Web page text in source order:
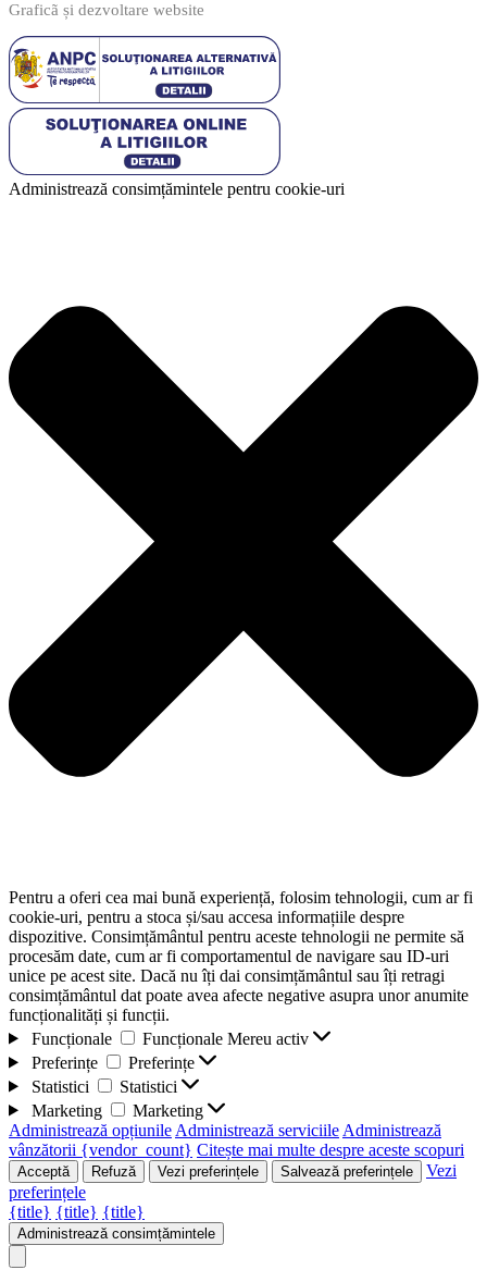
Graficã și dezvoltare website
Administrează consimțămintele pentru cookie-uri
Pentru a oferi cea mai bună experiență, folosim tehnologii, cum ar fi
cookie-uri, pentru a stoca și/sau accesa informațiile despre
dispozitive. Consimțământul pentru aceste tehnologii ne permite să
procesăm date, cum ar fi comportamentul de navigare sau ID-uri
unice pe acest site. Dacă nu îți dai consimțământul sau îți retragi
consimțământul dat poate avea afecte negative asupra unor anumite
funcționalități și funcții.
Funcționale
Funcționale Mereu activ
Preferințe
Preferințe
Statistici
Statistici
Marketing
Marketing
Administrează opțiunile Administrează serviciile Administrează
vânzătorii {vendor_count} Citește mai multe despre aceste scopuri
Acceptă Refuză Vezi preferințele Salvează preferințele
Vezi
preferințele
{title} {title} {title}
Administrează consimțămintele